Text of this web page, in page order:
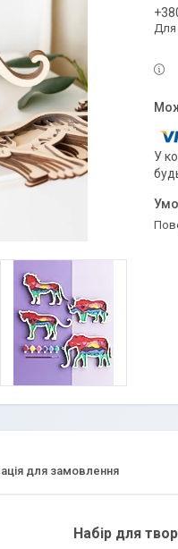
Для
У
для замовлення
Набір для